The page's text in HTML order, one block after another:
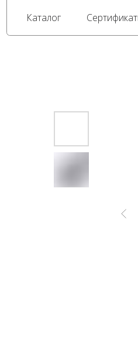
Каталог Сертификаты